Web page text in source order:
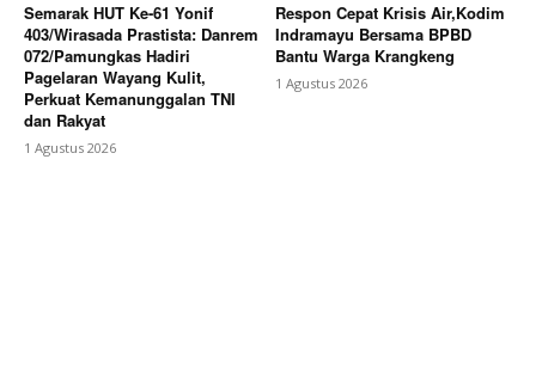
Semarak HUT Ke-61 Yonif
403/Wirasada Prastista: Danrem
072/Pamungkas Hadiri
Pagelaran Wayang Kulit,
Perkuat Kemanunggalan TNI
dan Rakyat
1 Agustus 2026
Respon Cepat Krisis Air,Kodim
Indramayu Bersama BPBD
Bantu Warga Krangkeng
1 Agustus 2026